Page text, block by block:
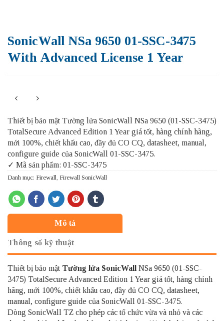
SonicWall NSa 9650 01-SSC-3475
With Advanced License 1 Year
Thiết bị bảo mật Tường lửa SonicWall NSa 9650 (01-SSC-3475)
TotalSecure Advanced Edition 1 Year giá tốt, hàng chính hãng,
mới 100%, chiết khấu cao, đầy đủ CO CQ, datasheet, manual,
configure guide của SonicWall 01-SSC-3475.
✓ Mã sản phẩm: 01-SSC-3475
Danh mục: Firewall Firewall SonicWall
Mô tả
Thông số kỹ thuật
Thiết bị bảo mật Tường lửa SonicWall NSa 9650 (01-SSC-
3475) TotalSecure Advanced Edition 1 Year giá tốt, hàng chính
hãng, mới 100%, chiết khấu cao, đầy đủ CO CQ, datasheet,
manual, configure guide của SonicWall 01-SSC-3475.
Dòng SonicWall TZ cho phép các tổ chức vừa và nhỏ và các